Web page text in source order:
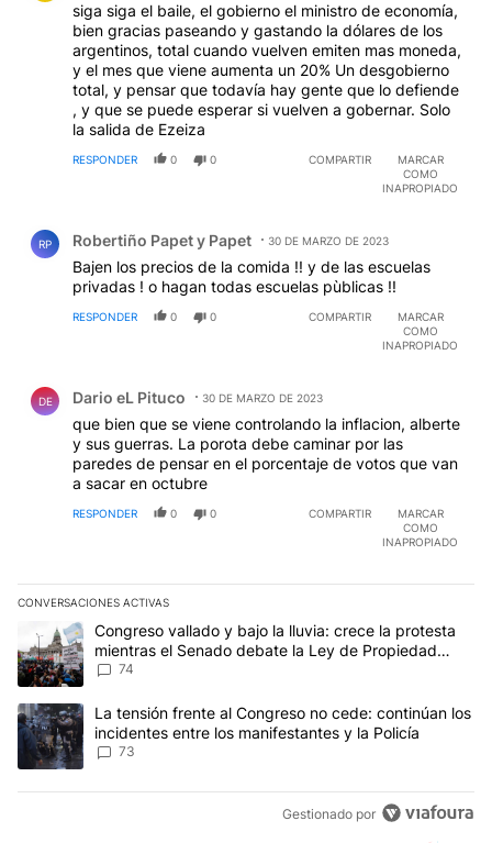
siga siga el baile, el gobierno el ministro de economía,
bien gracias paseando y gastando la dólares de los
argentinos, total cuando vuelven emiten mas moneda,
y el mes que viene aumenta un 20% Un desgobierno
total, y pensar que todavía hay gente que lo defiende
, y que se puede esperar si vuelven a gobernar. Solo
la salida de Ezeiza
RESPONDER 0 0 COMPARTIR
MARCAR
COMO
INAPROPIADO
RP Robertiño Papet y Papet 30 DE MARZO DE 2023
Bajen los precios de la comida !! y de las escuelas
privadas ! o hagan todas escuelas pùblicas !!
RESPONDER 0 0 COMPARTIR
MARCAR
COMO
INAPROPIADO
DE Dario eL Pituco 30 DE MARZO DE 2023
que bien que se viene controlando la inflacion, alberte
y sus guerras. La porota debe caminar por las
paredes de pensar en el porcentaje de votos que van
a sacar en octubre
RESPONDER 0 0 COMPARTIR
MARCAR
COMO
INAPROPIADO
CONVERSACIONES ACTIVAS
Este listado muestra los artículos con más comentarios en los
Un artículo de tendencia con el título "Congreso vallado y bajo
Congreso vallado y bajo la lluvia: crece la protesta
mientras el Senado debate la Ley de Propiedad
Privada
74
Un artículo de tendencia con el título "La tensión frente al
La tensión frente al Congreso no cede: continúan los
incidentes entre los manifestantes y la Policía
73
Gestionado por